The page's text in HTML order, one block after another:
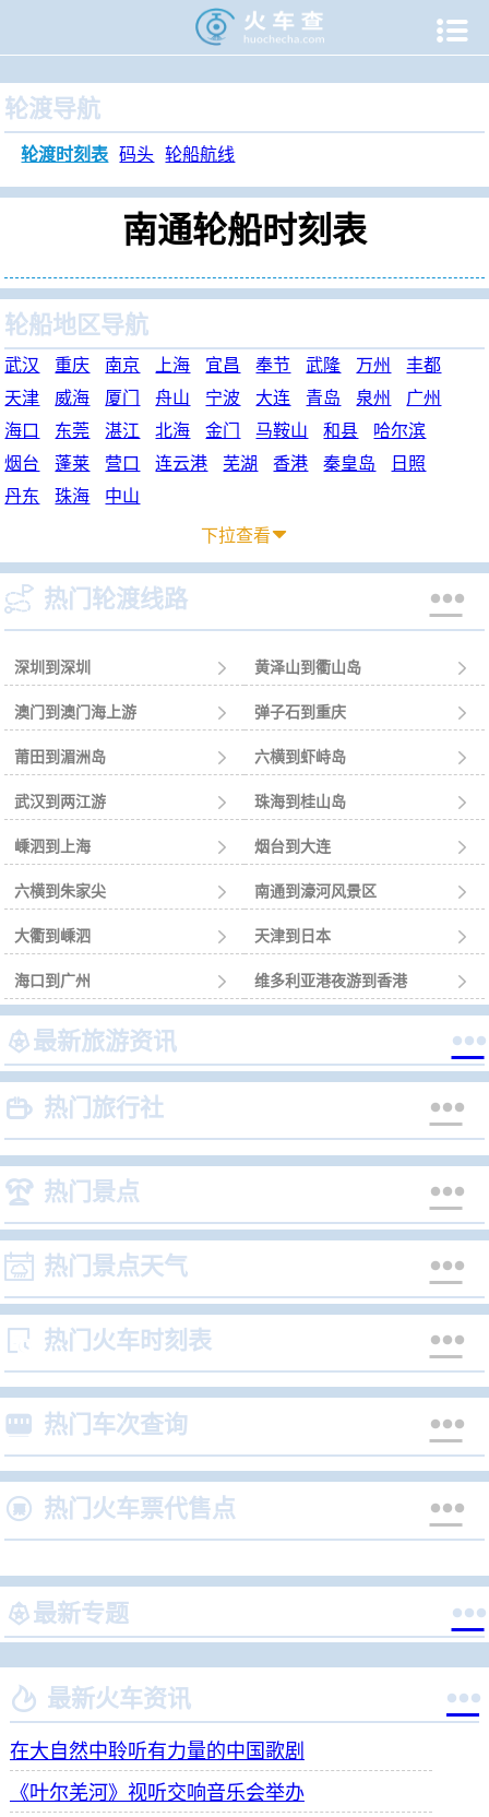

轮渡导航
轮渡时刻表 码头 轮船航线
南通轮船时刻表
轮船地区导航
武汉 重庆 南京 上海 宜昌 奉节 武隆 万州
丰都
天津
威海 厦门 舟山 宁波 大连 青岛 泉州
广州
海口
东莞 湛江 北海 金门 马鞍山 和县
哈尔滨
烟台
蓬莱 营口 连云港 芜湖 香港 秦皇岛
日照
丹东
珠海 中山
下拉查看
 热门轮渡线路 
深圳到深圳  黄泽山到衢山岛 
澳门到澳门海上游  弹子石到重庆 
莆田到湄洲岛  六横到虾峙岛 
武汉到两江游  珠海到桂山岛 
嵊泗到上海  烟台到大连 
六横到朱家尖  南通到濠河风景区 
大衢到嵊泗  天津到日本 
海口到广州  维多利亚港夜游到香港 
最新旅游资讯 
 热门旅行社 
 热门景点 
 热门景点天气 
 热门火车时刻表 
 热门车次查询 
 热门火车票代售点 
最新专题 
 最新火车资讯 
在大自然中聆听有力量的中国歌剧
《叶尔羌河》视听交响音乐会举办